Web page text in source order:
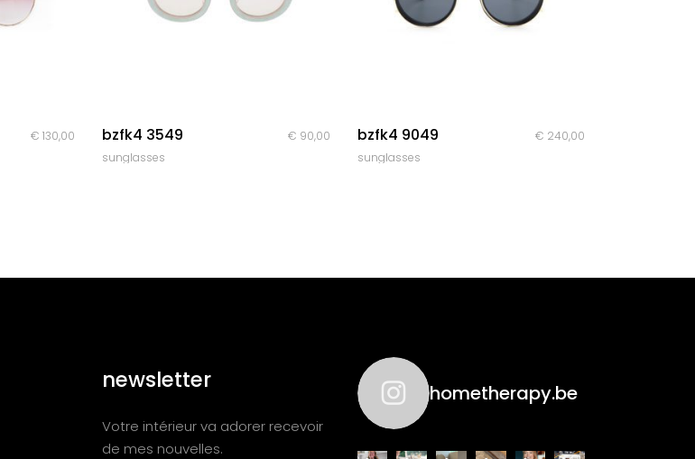
€ 130,00
bzfk4 3549 € 90,00
sunglasses
bzfk4 9049 € 240,00
sunglasses
newsletter
Votre intérieur va adorer recevoir
de mes nouvelles.
hometherapy.be